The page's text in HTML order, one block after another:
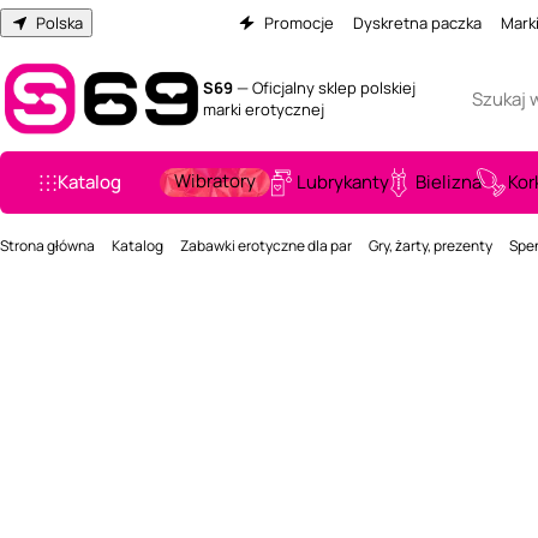
Polska Promocje Dyskretna paczka Marki
S69— Oficjalny sklep polskiej
marki erotycznej
Katalog Wibratory Lubrykanty Bielizna
Strona główna Katalog Zabawki erotyczne dla par Gry, żarty, prezenty